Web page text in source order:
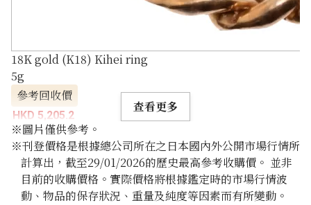
18K gold (K18) Kihei ring
5g
參考回收價
HKD 5,205.2
查看更多
※圖片僅供參考。
※刊登價格是根據總公司所在之日本國內外公開市場行情所
計算出，截至29/01/2026的歷史最高參考收購價。 並非
目前的收購價格。實際價格將根據鑑定時的市場行情波
動、物品的保存狀況、重量及純度等因素而有所變動。